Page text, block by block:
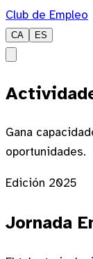
Club de Empleo
CA ES
Gana
oportunidades.
Edición 2025
Jornada